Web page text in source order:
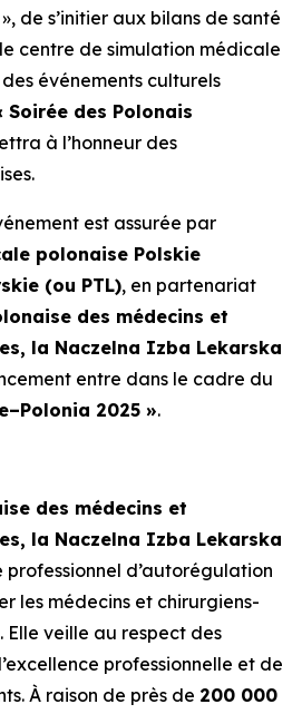
, de s’initier aux bilans de santé
centre de simulation médicale
événements culturels
Soirée des Polonais
à l’honneur des
est assurée par
polonaise Polskie
(ou PTL), en partenariat
des médecins et
la Naczelna Izba Lekarska
entre dans le cadre du
2025 ».
des médecins et
la Naczelna Izba Lekarska
professionnel d’autorégulation
les médecins et chirurgiens-
Elle veille au respect des
professionnelle et de
À raison de près de 200 000